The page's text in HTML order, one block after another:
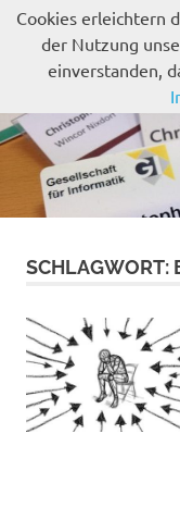
Zum
springen
SCHLAGWORT:
Cookies erleichtern
der Nutzung
einverstanden,